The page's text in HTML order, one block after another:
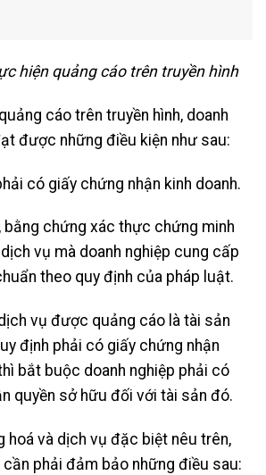
hiện quảng cáo trên truyền hình
cáo trên truyền hình, doanh
được những điều kiện như sau:
có giấy chứng nhận kinh doanh.
bằng chứng xác thực chứng minh
vụ mà doanh nghiệp cung cấp
theo quy định của pháp luật.
vụ được quảng cáo là tài sản
định phải có giấy chứng nhận
bắt buộc doanh nghiệp phải có
quyền sở hữu đối với tài sản đó.
hoá và dịch vụ đặc biệt nêu trên,
cần phải đảm bảo những điều sau: